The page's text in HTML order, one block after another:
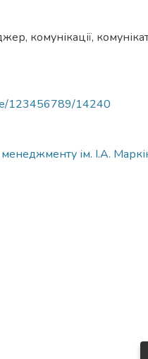
, комунікації,
123456789/14240
ім. І.А.